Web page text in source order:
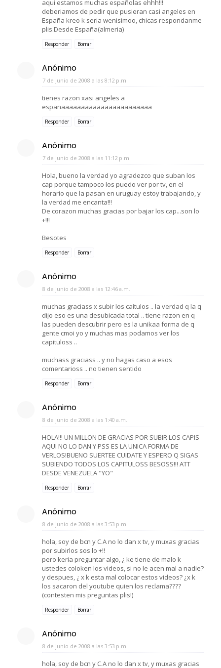
aqui estamos muchas españolas ehhh!!!
deberiamos de pedir que pusieran casi angeles en
España kreo k seria wenisimoo, chicas respondanme
plis.Desde España(almeria)
Responder Borrar
Anónimo
7 de junio de 2008 a las 8:12 p.m.
tienes razon xasi angeles a
españaaaaaaaaaaaaaaaaaaaaaaa
Responder Borrar
Anónimo
7 de junio de 2008 a las 11:12 p.m.
Hola, bueno la verdad yo agradezco que suban los
cap porque tampoco los puedo ver por tv, en el
horario que la pasan en uruguay estoy trabajando, y
la verdad me encanta!!!
De corazon muchas gracias por bajar los cap...son lo
+!!!
Besotes
Responder Borrar
Anónimo
8 de junio de 2008 a las 12:46 a.m.
muchas graciass x subir los caítulos .. la verdad q la q
dijo eso es una desubicada total .. tiene razon en q
las pueden descubrir pero es la unikaa forma de q
gente cmoi yo y muchas mas podamos ver los
capituloss ..
muchass graciass .. y no hagas caso a esos
comentarioss .. no tienen sentido
Responder Borrar
Anónimo
8 de junio de 2008 a las 1:40 a.m.
HOLA!!! UN MILLON DE GRACIAS POR SUBIR LOS CAPIS
AQUI NO LO DAN Y PSS ES LA UNICA FORMA DE
VERLOS!BUENO SUERTEE CUIDATE Y ESPERO Q SIGAS
SUBIENDO TODOS LOS CAPITULOSS BESOSS!!! ATT
DESDE VENEZUELA "YO"
Responder Borrar
Anónimo
8 de junio de 2008 a las 3:53 p.m.
hola, soy de bcn y C.A no lo dan x tv, y muxas gracias
por subirlos sos lo +!!
pero keria preguntar algo, ¿ ke tiene de malo k
ustedes coloken los videos, si no le acen mal a nadie?
y despues, ¿ x k esta mal colocar estos videos? ¿x k
los sacaron del youtube quien los reclama????
(contesten mis preguntas plis!)
Responder Borrar
Anónimo
8 de junio de 2008 a las 3:53 p.m.
hola, soy de bcn y C.A no lo dan x tv, y muxas gracias